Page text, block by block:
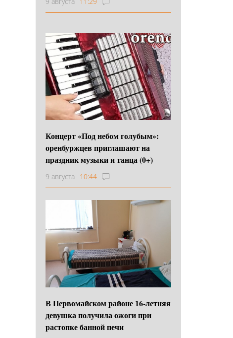
Концерт «Под небом голубым»:
оренбуржцев приглашают на
праздник музыки и танца (0+)
9 августа 10:44
В Первомайском районе 16‑летняя
девушка получила ожоги при
растопке банной печи